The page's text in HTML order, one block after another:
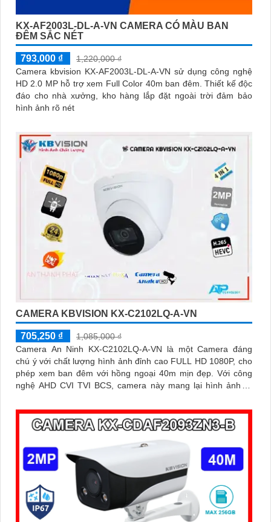
KX-AF2003L-DL-A-VN CAMERA CÓ MÀU BAN
ĐÊM SẮC NÉT
793,000 ₫
1,220,000 ₫
Camera kbvision KX-AF2003L-DL-A-VN sử dụng công nghệ
HD 2.0 MP hỗ trợ xem Full Color 40m ban đêm. Thiết kế độc
đáo cho nhà xưởng, kho hàng lắp đặt ngoài trời đảm bảo
hình ảnh rõ nét
CAMERA KBVISION KX-C2102LQ-A-VN
705,250 ₫
1,085,000 ₫
Camera An Ninh KX-C2102LQ-A-VN là một Camera đáng
chú ý với chất lượng hình ảnh đỉnh cao FULL HD 1080P, cho
phép xem ban đêm với hồng ngoại 40m mịn đẹp. Với công
nghệ AHD CVI TVI BCS, camera này mang lại hình ảnh rõ